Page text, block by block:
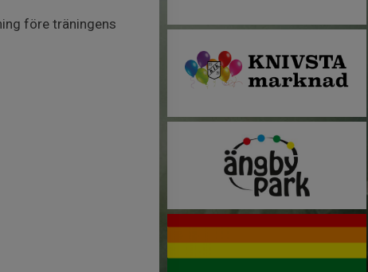
före träningens